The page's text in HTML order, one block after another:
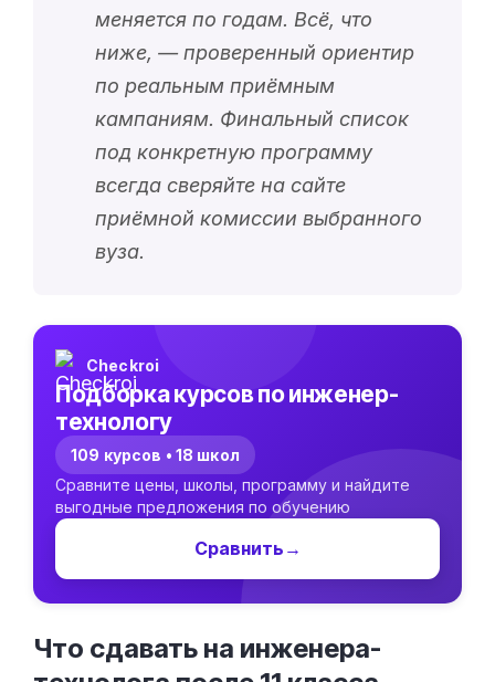
меняется по годам. Всё, что
ниже, — проверенный ориентир
по реальным приёмным
кампаниям. Финальный список
под конкретную программу
всегда сверяйте на сайте
приёмной комиссии выбранного
вуза.
Checkroi
Подборка курсов по инженер-
технологу
109 курсов • 18 школ
Сравните цены, школы, программу и найдите
выгодные предложения по обучению
Сравнить →
Что сдавать на инженера-